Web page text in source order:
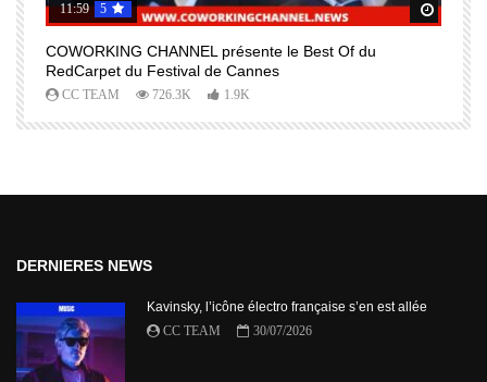
Regardez Plus Tard
11:59 5
COWORKING CHANNEL présente le Best Of du
RedCarpet du Festival de Cannes
CC TEAM 726.3K 1.9K
DERNIERES NEWS
Kavinsky, l’icône électro française s’en est allée
CC TEAM
30/07/2026